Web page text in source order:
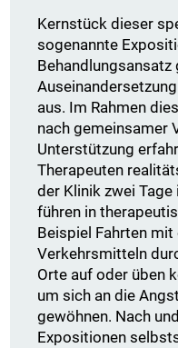
Kernstück dieser
sogenannte
Behandlungsansatz
aus. Im Rahmen
nach gemeinsamer
Unterstützung
Therapeuten
der Klinik zwei
führen in
Beispiel Fahrten
Verkehrsmitteln
Orte auf oder üben
um sich an die
gewöhnen. Nach
Expositionen